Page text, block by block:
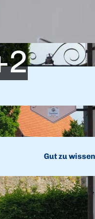
Gut zu